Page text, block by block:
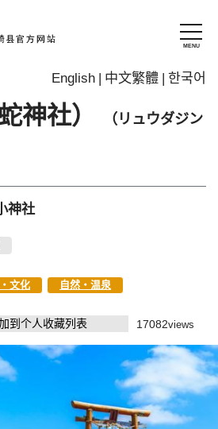
English 中文繁體 한국어
神社） （リュウダジン
神社
文化 自然・温泉
到个人收藏列表 17082views